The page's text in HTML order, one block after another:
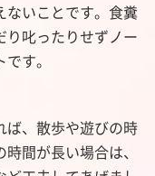
ないことです。食糞
り叱ったりせずノー
す。
ば、散歩や遊びの時
間が長い場合は、